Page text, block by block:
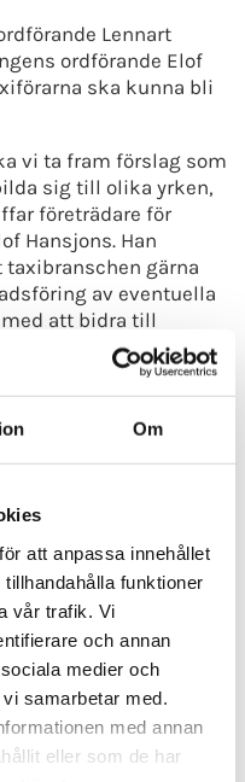
Om
att anpassa innehållet
funktioner
vår trafik. Vi
och annan
medier och
samarbetar med.
med annan
eller som de har
Lennart
ordförande Elof
ska kunna bli
vi ta fram förslag som
sig till olika yrken,
företrädare för
Hansjons. Han
gärna
av eventuella
att bidra till
exempel i form av
vill man dessutom
till taxiförare. Idag
och att man har haft
TFL, bör sänkas
gäller för alla
säger
vi att två-årsgränsen
måste
innan ansökan
göras.